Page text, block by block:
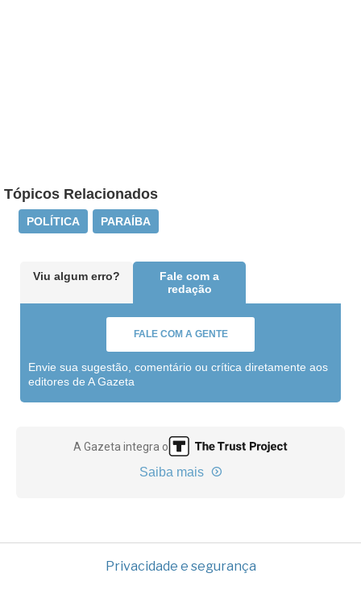
Tópicos Relacionados
POLÍTICA PARAÍBA
Viu algum erro?
Fale com a
redação
FALE COM A GENTE
Envie sua sugestão, comentário ou crítica diretamente aos
editores de A Gazeta
A Gazeta integra o
Saiba mais
Privacidade e segurança